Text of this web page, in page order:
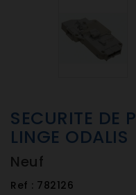
SECURITE DE
LINGE ODALIS
Neuf
Ref : 782126